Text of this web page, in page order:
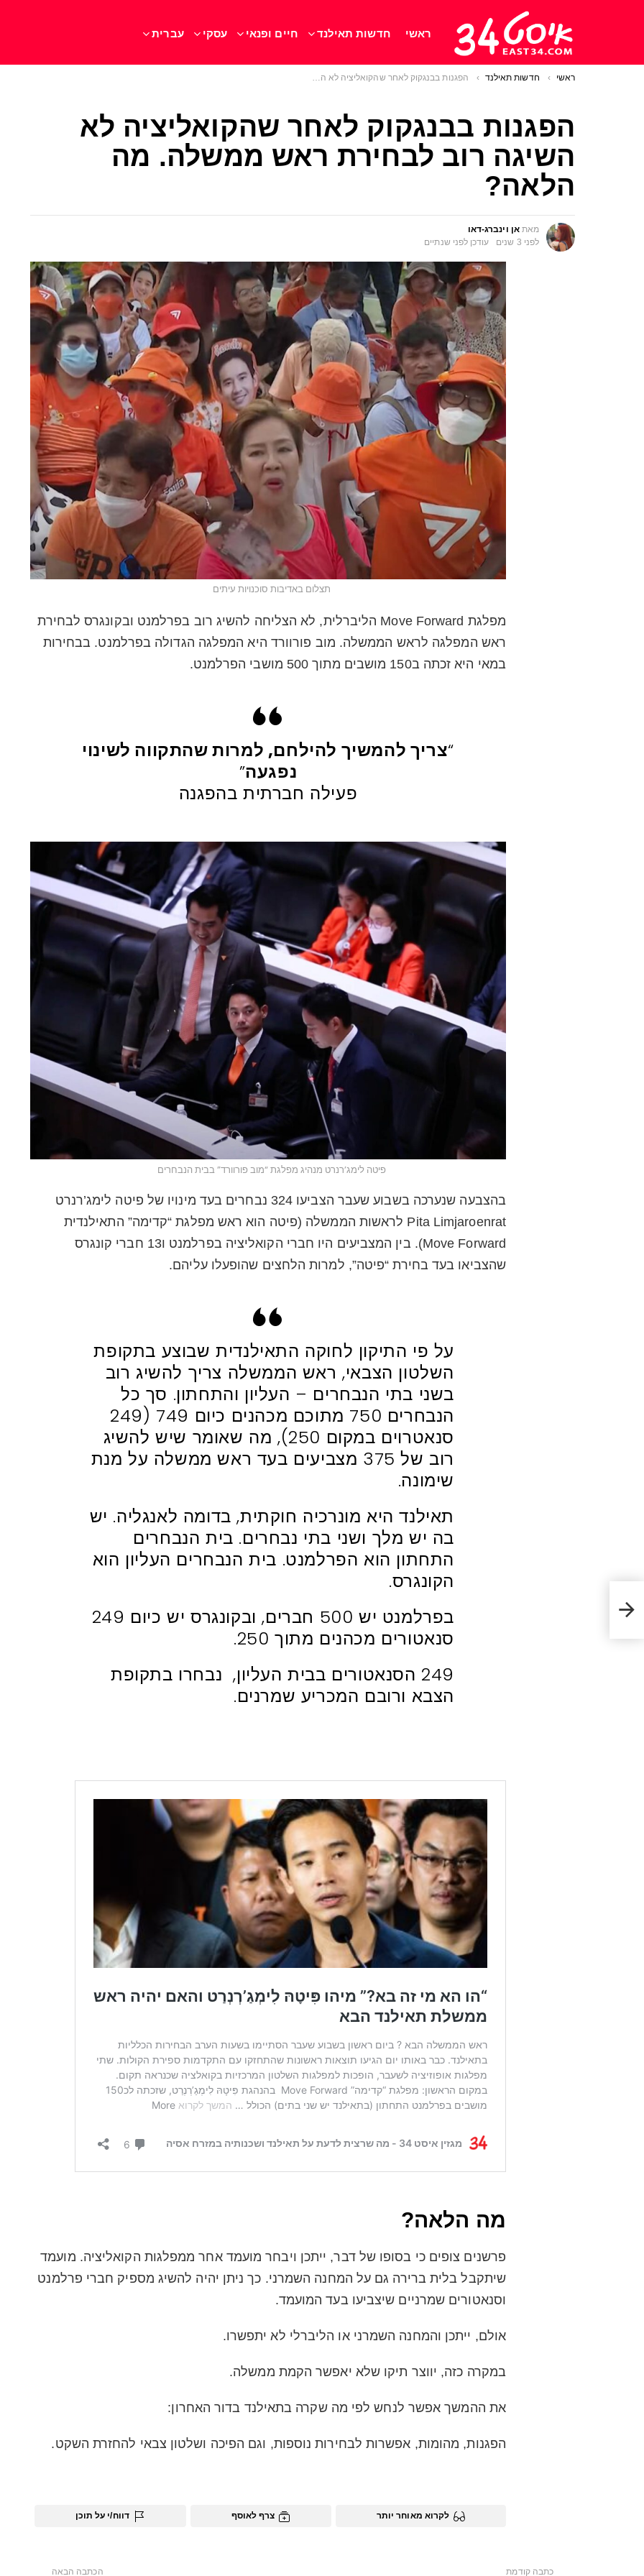
ראשי חדשות תאילנד חיים ופנאי עסקי עברית
You are here:
ראשי חדשות תאילנד הפגנות בבנגקוק לאחר שהקואליציה לא השיגה רוב לבחירת ראש ממשלה. מה הלאה?
הפגנות בבנגקוק לאחר שהקואליציה לא
השיגה רוב לבחירת ראש ממשלה. מה
הלאה?
מאת אן וינברג-דאו
לפני 3 שנים
עודכןלפני שנתיים
תצלום באדיבות סוכנויות עיתים
מפלגת Move Forward הליברלית, לא הצליחה להשיג רוב בפרלמנט ובקונגרס לבחירת
ראש המפלגה לראש הממשלה. מוב פורוורד היא המפלגה הגדולה בפרלמנט. בבחירות
במאי היא זכתה ב150 מושבים מתוך 500 מושבי הפרלמנט.
“צריך להמשיך להילחם, למרות שהתקווה לשינוי
נפגעה”
פעילה חברתית בהפגנה
פיטה לימג’רנרט מנהיג מפלגת “מוב פורוורד” בבית הנבחרים
בהצבעה שנערכה בשבוע שעבר הצביעו 324 נבחרים בעד מינויו של פיטה לימג’רנרט
Pita Limjaroenrat לראשות הממשלה (פיטה הוא ראש מפלגת “קדימה” התאילנדית
Move Forward). בין המצביעים היו חברי הקואליציה בפרלמנט ו13 חברי קונגרס
שהצביאו בעד בחירת “פיטה”, למרות הלחצים שהופעלו עליהם.
על פי התיקון לחוקה התאילנדית שבוצע בתקופת
השלטון הצבאי, ראש הממשלה צריך להשיג רוב
בשני בתי הנבחרים – העליון והתחתון. סך כל
הנבחרים 750 מתוכם מכהנים כיום 749 (249
סנאטרוים במקום 250), מה שאומר שיש להשיג
רוב של 375 מצביעים בעד ראש ממשלה על מנת
שימונה.
תאילנד היא מונרכיה חוקתית, בדומה לאנגליה. יש
בה יש מלך ושני בתי נבחרים. בית הנבחרים
התחתון הוא הפרלמנט. בית הנבחרים העליון הוא
הקונגרס.
בפרלמנט יש 500 חברים, ובקונגרס יש כיום 249
סנאטורים מכהנים מתוך 250.
249 הסנאטורים בבית העליון, נבחרו בתקופת
הצבא ורובם המכריע שמרנים.
מה הלאה?
פרשנים צופים כי בסופו של דבר, ייתכן ויבחר מועמד אחר ממפלגות הקואליציה. מועמד
שיתקבל בלית ברירה גם על המחנה השמרני. כך ניתן יהיה להשיג מספיק חברי פרלמנט
וסנאטורים שמרניים שיצביעו בעד המועמד.
אולם, ייתכן והמחנה השמרני או הליברלי לא יתפשרו.
במקרה כזה, יווצר תיקו שלא יאפשר הקמת ממשלה.
את ההמשך אפשר לנחש לפי מה שקרה בתאילנד בדור האחרון:
הפגנות, מהומות, אפשרות לבחירות נוספות, וגם הפיכה ושלטון צבאי להחזרת השקט.
לקרוא מאוחר יותר צרף לאוסף דווח/י על תוכן
כתבה קודמת הכתבה הבאה